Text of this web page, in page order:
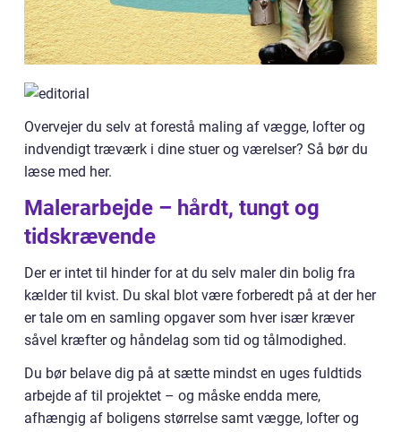
Overvejer du selv at forestå maling af vægge, lofter og
indvendigt træværk i dine stuer og værelser? Så bør du
læse med her.
Malerarbejde – hårdt, tungt og
tidskrævende
Der er intet til hinder for at du selv maler din bolig fra
kælder til kvist. Du skal blot være forberedt på at der her
er tale om en samling opgaver som hver især kræver
såvel kræfter og håndelag som tid og tålmodighed.
Du bør belave dig på at sætte mindst en uges fuldtids
arbejde af til projektet – og måske endda mere,
afhængig af boligens størrelse samt vægge, lofter og